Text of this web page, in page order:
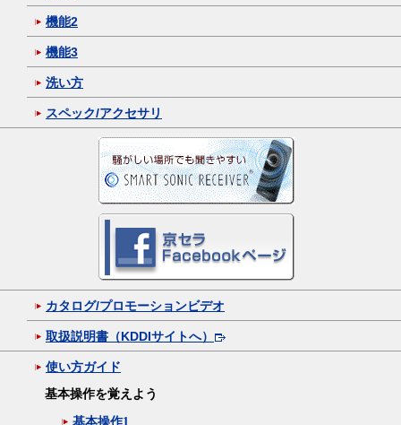
機能2
機能3
洗い方
スペック/アクセサリ
カタログ/プロモーションビデオ
取扱説明書（KDDIサイトへ）
使い方ガイド
基本操作を覚えよう
基本操作1